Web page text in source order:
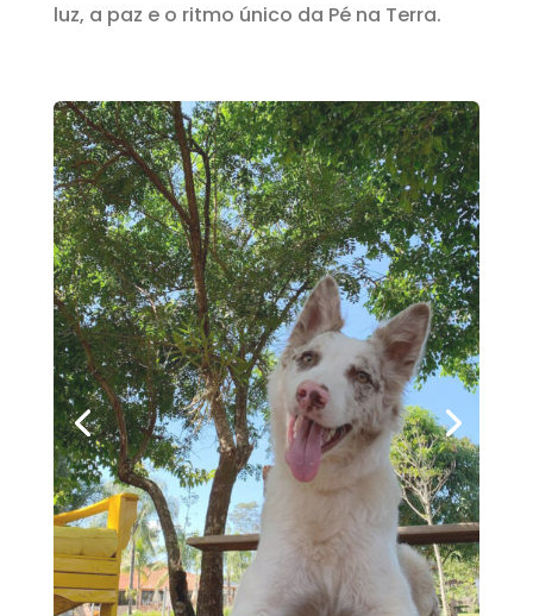
luz, a paz e o ritmo único da Pé na Terra.